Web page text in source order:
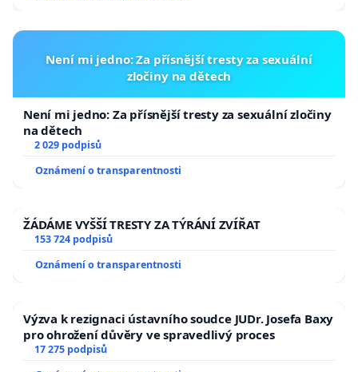
Není mi jedno: Za přísnější tresty za sexuální
zločiny na dětech
Není mi jedno: Za přísnější tresty za sexuální zločiny
na dětech
2 029 podpisů
Oznámení o transparentnosti
ŽÁDÁME VYŠŠÍ TRESTY ZA TÝRÁNÍ ZVÍŘAT
153 724 podpisů
Oznámení o transparentnosti
Výzva k rezignaci ústavního soudce JUDr. Josefa Baxy
pro ohrožení důvěry ve spravedlivý proces
17 275 podpisů